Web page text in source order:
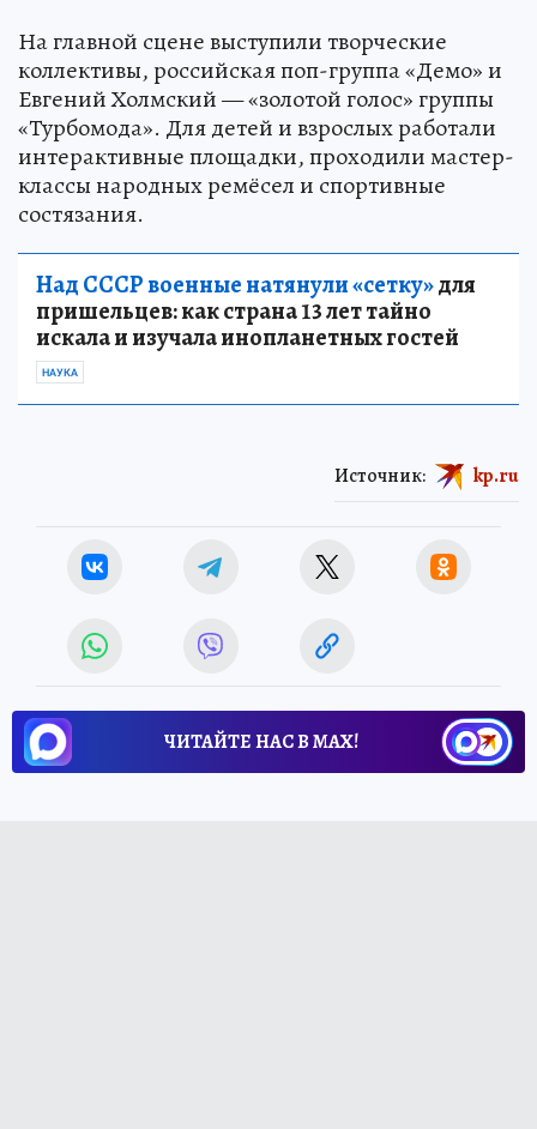
На главной сцене выступили творческие
коллективы, российская поп-группа «Демо» и
Евгений Холмский — «золотой голос» группы
«Турбомода». Для детей и взрослых работали
интерактивные площадки, проходили мастер-
классы народных ремёсел и спортивные
состязания.
Над СССР военные натянули «сетку»для
пришельцев: как страна 13 лет тайно
искала и изучала инопланетных гостей
НАУКА
Источник: kp.ru
ЧИТАЙТЕ НАС В МАХ!